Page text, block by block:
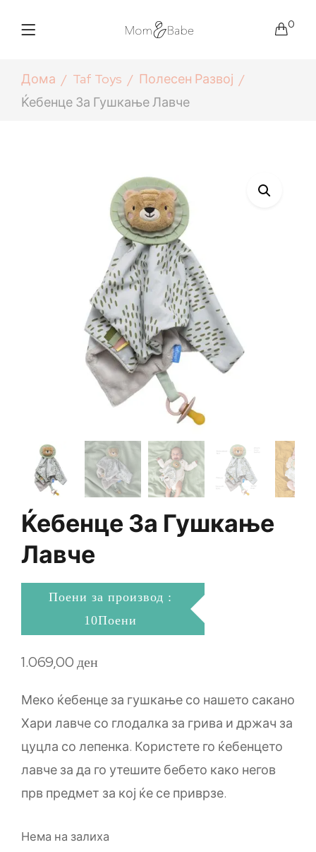
0
Дома Taf Toys
Полесен Развој
Ќебенце За Гушкање Лавче
Ќебенце За Гушкање
Лавче
Поени за производ :
10Поени
1.069,00ден
Меко ќебенце за гушкање со нашето сакано
Хари лавче со глодалка за грива и држач за
цуцла со лепенка. Користете го ќебенцето
лавче за да го утешите бебето како негов
прв предмет за кој ќе се приврзе.
Нема на залиха